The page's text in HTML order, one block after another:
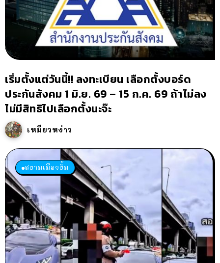
เริ่มตั้งแต่วันนี้!! ลงทะเบียน เลือกตั้งบอร์ด
ประกันสังคม 1 มิ.ย. 69 – 15 ก.ค. 69 ถ้าไม่ลง
ไม่มีสิทธิไปเลือกตั้งนะจ๊ะ
เหมียวหง่าว
สยามเมืองยิ้ม